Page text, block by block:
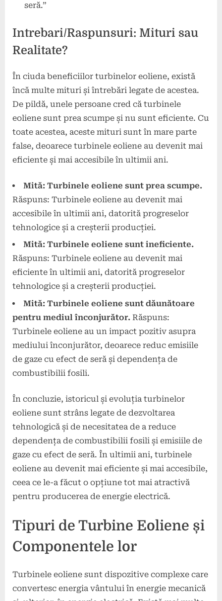
seră.”
Intrebari/Raspunsuri: Mituri sau
Realitate?
În ciuda beneficiilor turbinelor eoliene, există
încă multe mituri și întrebări legate de acestea.
De pildă, unele persoane cred că turbinele
eoliene sunt prea scumpe și nu sunt eficiente. Cu
toate acestea, aceste mituri sunt în mare parte
false, deoarece turbinele eoliene au devenit mai
eficiente și mai accesibile în ultimii ani.
Mită: Turbinele eoliene sunt prea scumpe.
Răspuns: Turbinele eoliene au devenit mai
accesibile în ultimii ani, datorită progreselor
tehnologice și a creșterii producției.
Mită: Turbinele eoliene sunt ineficiente.
Răspuns: Turbinele eoliene au devenit mai
eficiente în ultimii ani, datorită progreselor
tehnologice și a creșterii producției.
Mită: Turbinele eoliene sunt dăunătoare
pentru mediul înconjurător. Răspuns:
Turbinele eoliene au un impact pozitiv asupra
mediului înconjurător, deoarece reduc emisiile
de gaze cu efect de seră și dependența de
combustibilii fosili.
În concluzie, istoricul și evoluția turbinelor
eoliene sunt strâns legate de dezvoltarea
tehnologică și de necesitatea de a reduce
dependența de combustibilii fosili și emisiile de
gaze cu efect de seră. În ultimii ani, turbinele
eoliene au devenit mai eficiente și mai accesibile,
ceea ce le-a făcut o opțiune tot mai atractivă
pentru producerea de energie electrică.
Tipuri de Turbine Eoliene și
Componentele lor
Turbinele eoliene sunt dispozitive complexe care
convertesc energia vântului în energie mecanică